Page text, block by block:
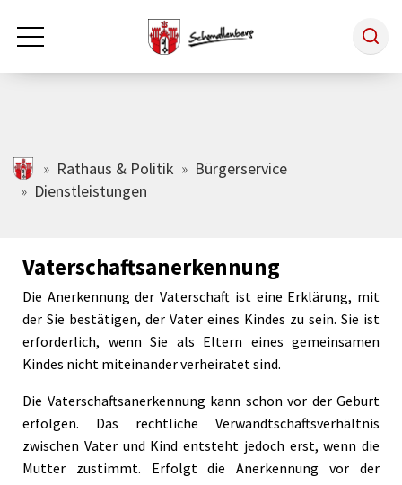
Zum Hauptinhalt springen
Rathaus & Politik
Tourismus
Freizeit & Kultur
Wirtschaft
schmallenberg.de
Rathaus & Politik
Bürgerservice
Dienstleistungen
Vaterschaftsanerkennung
Die Anerkennung der Vaterschaft ist eine Erklärung, mit
der Sie bestätigen, der Vater eines Kindes zu sein. Sie ist
erforderlich, wenn Sie als Eltern eines gemeinsamen
Kindes nicht miteinander verheiratet sind.
Die Vaterschaftsanerkennung kann schon vor der Geburt
erfolgen. Das rechtliche Verwandtschaftsverhältnis
zwischen Vater und Kind entsteht jedoch erst, wenn die
Mutter zustimmt. Erfolgt die Anerkennung vor der